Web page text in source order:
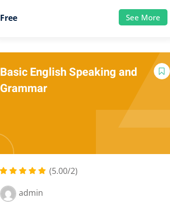
Free See More
Basic English Speaking and
Grammar
(5.00/2)
admin